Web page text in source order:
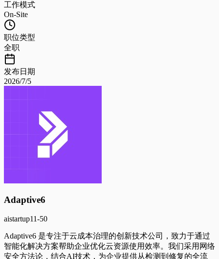
工作模式
On-Site
职位类型
全职
发布日期
2026/7/5
Adaptive6
aistartup11-50
Adaptive6 是专注于云成本治理的创新技术公司，致力于通过
智能化解决方案帮助企业优化云资源使用效率。我们采用网络
安全方法论，结合AI技术，为企业提供从检测到修复的全流